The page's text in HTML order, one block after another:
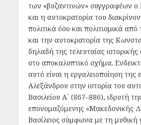
των «βυζαντινών» συγγραφέων
και η αυτοκρατορία του
πολιτικά όσο και πολιτισμικά
και την αυτοκρατορία της
δηλαδή της τελευταίας
στο αποκαλυπτικό σχήμα.
αυτό είναι η εργαλειοποίηση της
Αλεξάνδρου στην ιστορία του
Βασιλείου Α´ (867–886), ιδρυτή
επονομαζόμενης «Μακεδονικής
Βασίλειος σύμφωνα με τη μυθική